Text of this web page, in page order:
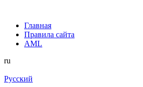
Главная
Правила сайта
AML
ru
Русский